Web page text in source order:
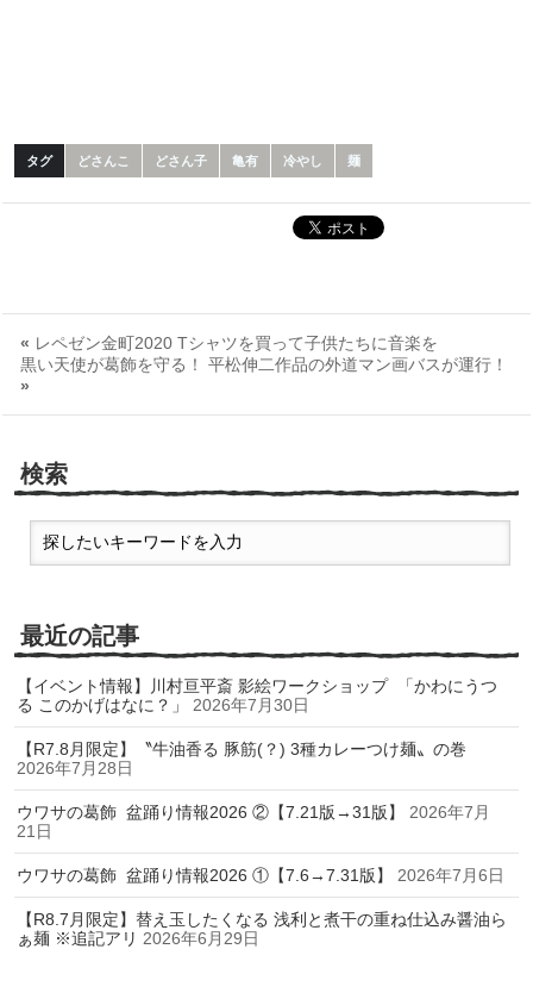
タグ どさんこ どさん子 亀有 冷やし 麺
« レペゼン金町2020 Tシャツを買って子供たちに音楽を
黒い天使が葛飾を守る！ 平松伸二作品の外道マン画バスが運行！
»
検索
最近の記事
【イベント情報】川村亘平斎 影絵ワークショップ 「かわにうつ
る このかげはなに？」
2026年7月30日
【R7.8月限定】〝牛油香る 豚筋(？) 3種カレーつけ麺〟の巻
2026年7月28日
ウワサの葛飾 盆踊り情報2026 ②【7.21版→31版】
2026年7月
21日
ウワサの葛飾 盆踊り情報2026 ①【7.6→7.31版】 2026年7月6日
【R8.7月限定】替え玉したくなる 浅利と煮干の重ね仕込み醤油ら
ぁ麺 ※追記アリ 2026年6月29日